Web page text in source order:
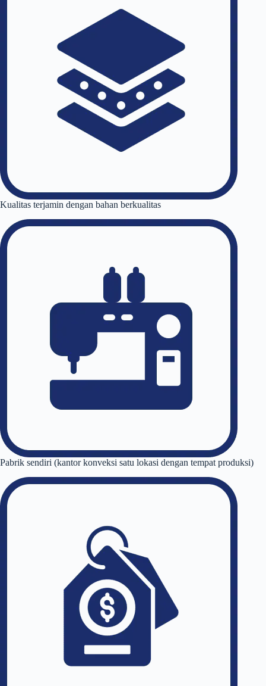
Kualitas terjamin dengan bahan berkualitas
Pabrik sendiri (kantor konveksi satu lokasi dengan tempat produksi)